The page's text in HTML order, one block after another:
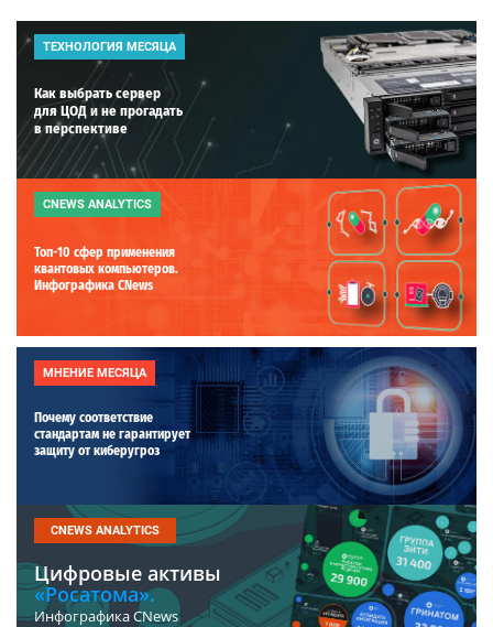
ТЕХНОЛОГИЯ МЕСЯЦА
Как выбрать сервер
для ЦОД и не прогадать
в перспективе
CNEWS ANALYTICS
Топ-10 сфер применения
квантовых компьютеров.
Инфографика CNews
МНЕНИЕ МЕСЯЦА
Почему соответствие
стандартам не гарантирует
защиту от киберугроз
CNEWS ANALYTICS
Цифровые активы
«Росатома».
Инфографика CNews